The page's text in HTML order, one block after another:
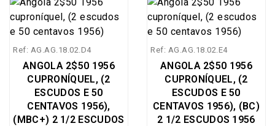
Ref: AG.AG.18.02.D4
ANGOLA 2$50 1956
CUPRONÍQUEL, (2
ESCUDOS E 50
CENTAVOS 1956),
(MBC+) 2 1/2 ESCUDOS
Ref: AG.AG.18.02.E4
ANGOLA 2$50 1956
CUPRONÍQUEL, (2
ESCUDOS E 50
CENTAVOS 1956), (BC)
2 1/2 ESCUDOS 1956